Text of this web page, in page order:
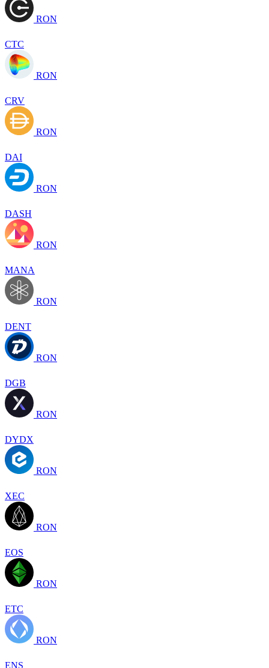
RON
CTC
RON
CRV
RON
DAI
RON
DASH
RON
MANA
RON
DENT
RON
DGB
RON
DYDX
RON
XEC
RON
EOS
RON
ETC
RON
ENS